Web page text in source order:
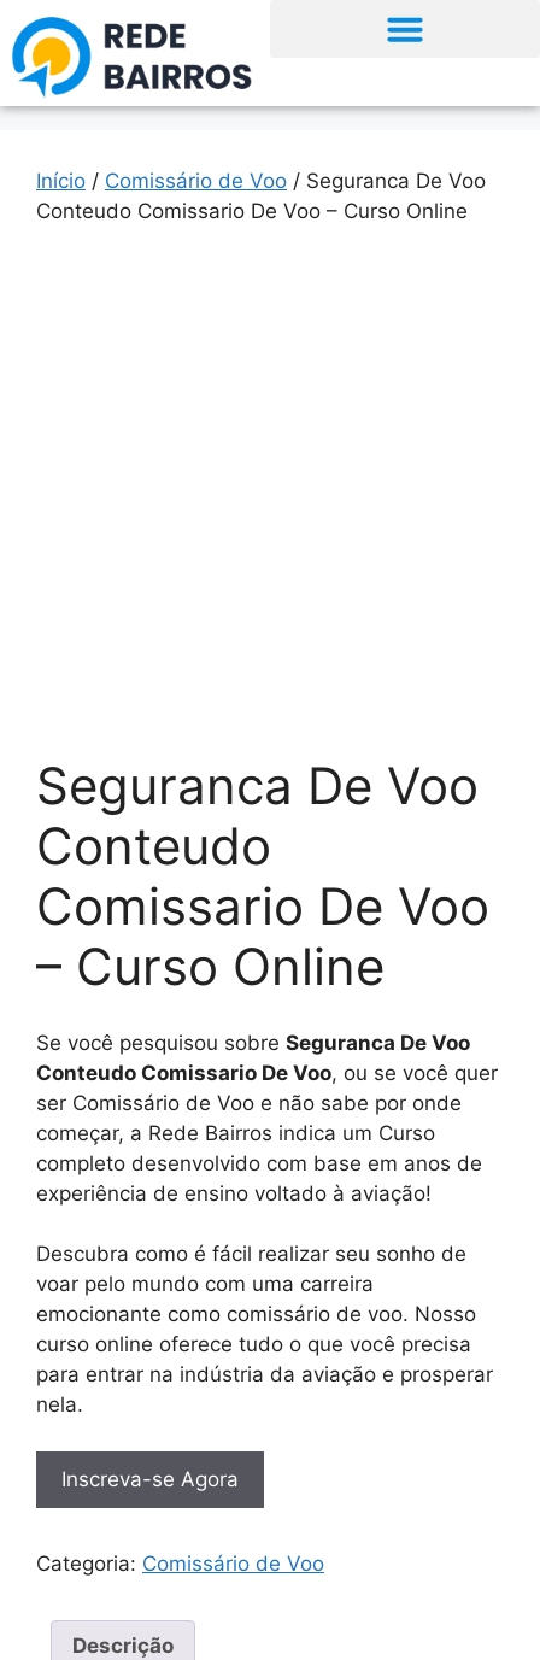
Início / Comissário de Voo / Seguranca De Voo
Conteudo Comissario De Voo – Curso Online
Seguranca De Voo
Conteudo
Comissario De Voo
– Curso Online
Se você pesquisou sobre Seguranca De Voo
Conteudo Comissario De Voo, ou se você quer
ser Comissário de Voo e não sabe por onde
começar, a Rede Bairros indica um Curso
completo desenvolvido com base em anos de
experiência de ensino voltado à aviação!
Descubra como é fácil realizar seu sonho de
voar pelo mundo com uma carreira
emocionante como comissário de voo. Nosso
curso online oferece tudo o que você precisa
para entrar na indústria da aviação e prosperar
nela.
Inscreva-se Agora
Categoria: Comissário de Voo
Descrição